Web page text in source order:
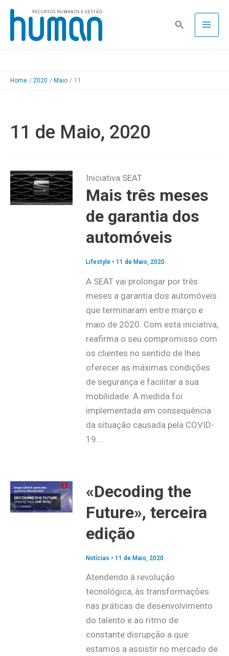
Skip
content
Pesquisa
Home 2020 Maio 11
11 de Maio, 2020
Iniciativa SEAT
Mais três meses
de garantia dos
automóveis
Lifestyle• 11 de Maio, 2020
A SEAT vai prolongar por três
meses a garantia dos automóveis
que terminaram entre março e
maio de 2020. Com esta iniciativa,
reafirma o seu compromisso com
os clientes no sentido de lhes
oferecer as máximas condições
de segurança e facilitar a sua
mobilidade. A medida foi
implementada em consequência
da situação causada pela COVID-
19….
«Decoding the
Future», terceira
edição
Notícias • 11 de Maio, 2020
Atendendo à revolução
tecnológica, às transformações
nas práticas de desenvolvimento
do talento e ao ritmo de
constante disrupção a que
estamos a assistir no mercado de